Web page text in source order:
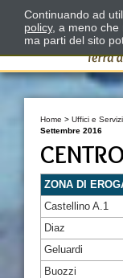
Home > Uffici e Servizi
Settembre 2016
ZONA DI
Castellino A.1
Diaz
Geluardi
Buozzi
Continuando ad
policy, a meno che
ma parti del sito